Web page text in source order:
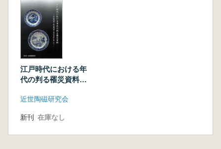
江戸時代における年
代の判る罹災資料
の共伴資料を中心に
近世陶磁研究会
新刊 在庫なし